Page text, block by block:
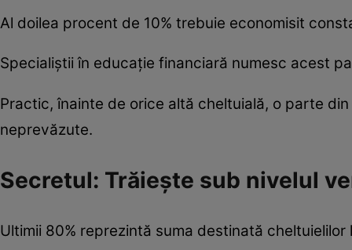
Al doilea procent de 10% trebuie economisit
Specialiștii în educație financiară numesc acest
Practic, înainte de orice altă cheltuială, o parte
neprevăzute.
Secretul: Trăiește sub nivelul
Ultimii 80% reprezintă suma destinată